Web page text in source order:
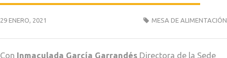
29 ENERO, 2021 MESA DE ALIMENTACIÓN
Con Inmaculada García Garrandés Directora de la Sede